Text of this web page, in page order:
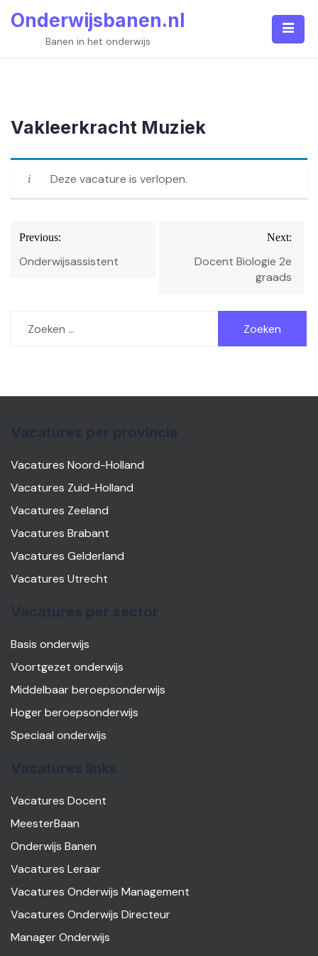
Onderwijsbanen.nl
Banen in het onderwijs
Vakleerkracht Muziek
Deze vacature is verlopen.
Bericht
navigatie
Previous:
Onderwijsassistent
Next:
Docent Biologie 2e
graads
naar:
Vacatures Noord-Holland
Vacatures Zuid-Holland
Vacatures Zeeland
Vacatures Brabant
Vacatures Gelderland
Vacatures Utrecht
Basis onderwijs
Voortgezet onderwijs
Middelbaar beroepsonderwijs
Hoger beroepsonderwijs
Speciaal onderwijs
Vacatures Docent
MeesterBaan
Onderwijs Banen
Vacatures Leraar
Vacatures Onderwijs Management
Vacatures Onderwijs Directeur
Manager Onderwijs